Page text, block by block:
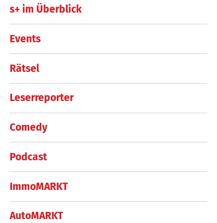
s+ im Überblick
Events
Rätsel
Leserreporter
Comedy
Podcast
ImmoMARKT
AutoMARKT